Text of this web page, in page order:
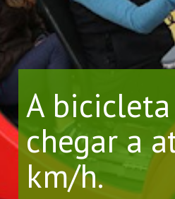
A
chegar a
km/h.